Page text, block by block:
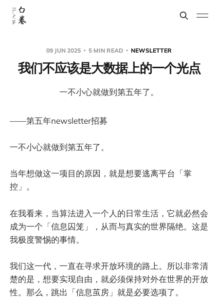
09 JUN 2025 5 MIN READ NEWSLETTER
我们不应该是大数据上的一个光点
一不小心就做到第五年了。
——第五年newsletter招募
一不小心就做到第五年了。
当年想做这一项目的原因，就是想要逃离平台「掌
控」。
在我看来，当算法进入一个人的日常生活，它就必然会
成为一个「信息囚笼」，从而与真实的世界隔绝。这是
我极度警惕的事情。
我们这一代，一直在寻求开放环境的路上。所以非常清
楚的是，想要实现自由，就必须保持对外在世界的开放
性。那么，跳出「信息茧房」就是必要选项了。